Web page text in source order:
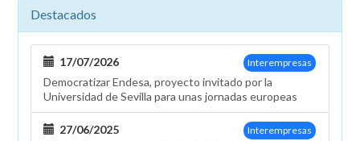
Destacados
Interempresas
17/07/2026
Democratizar Endesa, proyecto invitado por la
Universidad de Sevilla para unas jornadas europeas
Interempresas
27/06/2025